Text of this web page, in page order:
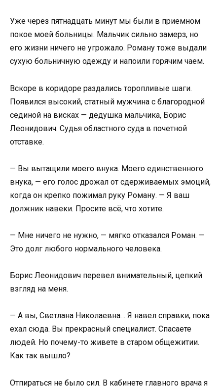
Уже через пятнадцать минут мы были в приемном
покое моей больницы. Мальчик сильно замерз, но
его жизни ничего не угрожало. Роману тоже выдали
сухую больничную одежду и напоили горячим чаем.
Вскоре в коридоре раздались торопливые шаги.
Появился высокий, статный мужчина с благородной
сединой на висках — дедушка мальчика, Борис
Леонидович. Судья областного суда в почетной
отставке.
— Вы вытащили моего внука. Моего единственного
внука, — его голос дрожал от сдерживаемых эмоций,
когда он крепко пожимал руку Роману. — Я ваш
должник навеки. Просите всё, что хотите.
— Мне ничего не нужно, — мягко отказался Роман. —
Это долг любого нормального человека.
Борис Леонидович перевел внимательный, цепкий
взгляд на меня.
— А вы, Светлана Николаевна… Я навел справки, пока
ехал сюда. Вы прекрасный специалист. Спасаете
людей. Но почему-то живете в старом общежитии.
Как так вышло?
Отпираться не было сил. В кабинете главного врача я